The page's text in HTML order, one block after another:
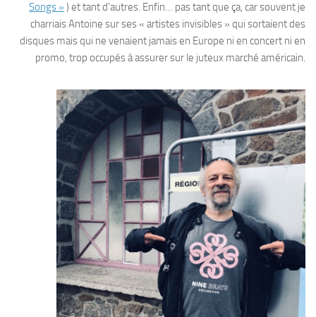
Songs » ) et tant d’autres. Enfin… pas tant que ça, car souvent je
charriais Antoine sur ses « artistes invisibles » qui sortaient des
disques mais qui ne venaient jamais en Europe ni en concert ni en
promo, trop occupés à assurer sur le juteux marché américain.